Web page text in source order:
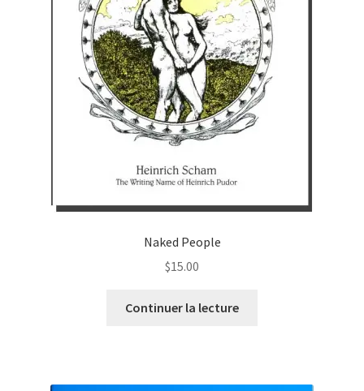
Naked People
$15.00
Continuer la lecture